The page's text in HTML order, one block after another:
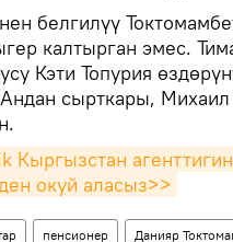
белгилүү
калтырган эмес.
Кэти Топурия
сырткары, Михаил
Кыргызстан
окуй аласыз>>
пенсионер Данияр